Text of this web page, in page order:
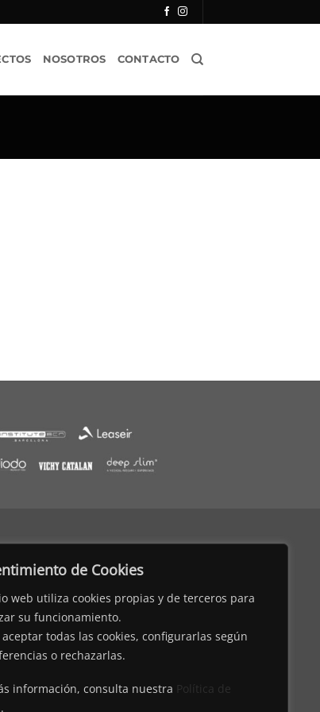
de Cookies
web utiliza cookies propias y de terceros para
su funcionamiento.
aceptar todas las cookies, configurarlas según
o rechazarlas.
información, consulta nuestra Política de
.
NOSOTROS CONTACTO